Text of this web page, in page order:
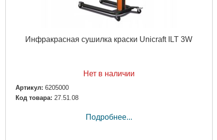
Инфракрасная сушилка краски Unicraft ILT 3W
Нет в наличии
Артикул: 6205000
Код товара: 27.51.08
Подробнее...